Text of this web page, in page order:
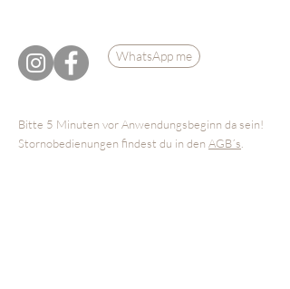
WhatsApp me
Bitte 5 Minuten vor Anwendungsbeginn da sein!
Stornobedienungen findest du in den AGB´s